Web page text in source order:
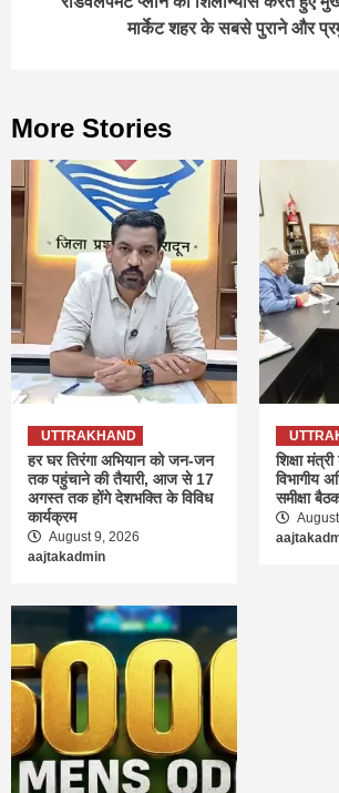
मार्केट शहर के सबसे पुराने और
More Stories
UTTRAKHAND
हर घर तिरंगा अभियान को जन-जन
तक पहुंचाने की तैयारी, आज से 17
अगस्त तक होंगे देशभक्ति के विविध
कार्यक्रम
August 9, 2026
aajtakadmin
शिक्षा
विभागीय
समीक्षा